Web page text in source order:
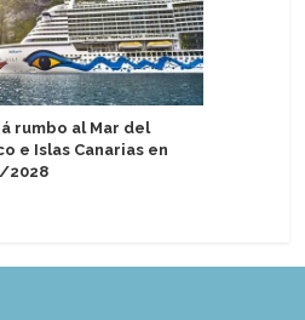
rumbo al Mar del
e Islas Canarias en
2028